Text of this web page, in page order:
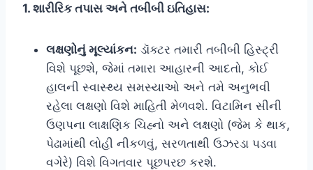
1. શારીરિક તપાસ અને તબીબી ઇતિહાસ:
લક્ષણોનું મૂલ્યાંકન: ડૉક્ટર તમારી તબીબી હિસ્ટ્રી
વિશે પૂછશે, જેમાં તમારા આહારની આદતો, કોઈ
હાલની સ્વાસ્થ્ય સમસ્યાઓ અને તમે અનુભવી
રહેલા લક્ષણો વિશે માહિતી મેળવશે. વિટામિન સીની
ઉણપના લાક્ષણિક ચિહ્નો અને લક્ષણો (જેમ કે થાક,
પેઢામાંથી લોહી નીકળવું, સરળતાથી ઉઝરડા પડવા
વગેરે) વિશે વિગતવાર પૂછપરછ કરશે.